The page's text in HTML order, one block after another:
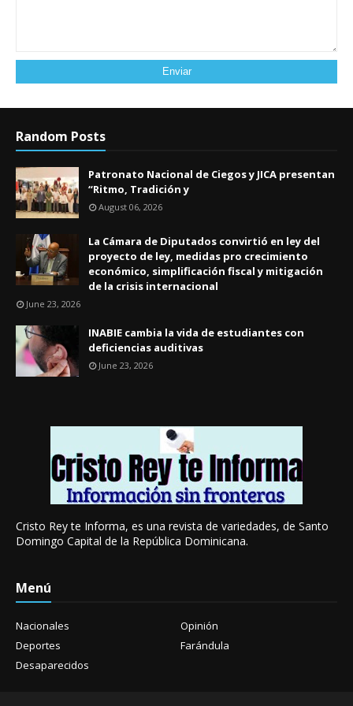
Random Posts
Patronato Nacional de Ciegos y JICA presentan
“Ritmo, Tradición y
August 06, 2026
La Cámara de Diputados convirtió en ley del
proyecto de ley, medidas pro crecimiento
económico, simplificación fiscal y mitigación
de la crisis internacional
June 23, 2026
INABIE cambia la vida de estudiantes con
deficiencias auditivas
June 23, 2026
Cristo Rey te Informa, es una revista de variedades, de Santo
Domingo Capital de la República Dominicana.
Menú
Nacionales
Opinión
Deportes
Farándula
Desaparecidos